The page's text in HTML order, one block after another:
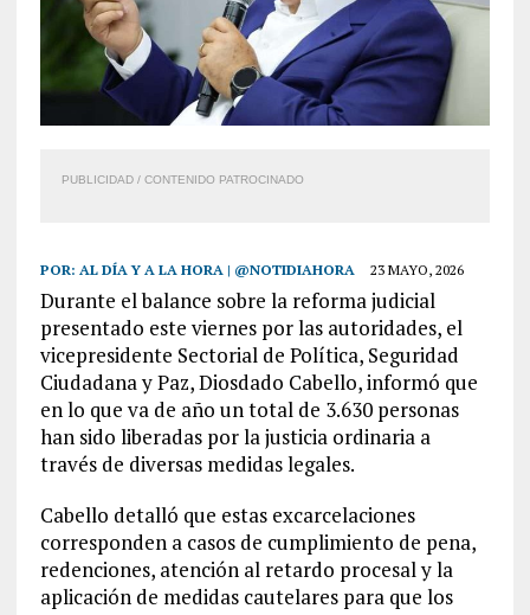
PUBLICIDAD / CONTENIDO PATROCINADO
POR: AL DÍA Y A LA HORA | @NOTIDIAHORA 23 MAYO, 2026
Durante el balance sobre la reforma judicial
presentado este viernes por las autoridades, el
vicepresidente Sectorial de Política, Seguridad
Ciudadana y Paz, Diosdado Cabello, informó que
en lo que va de año un total de 3.630 personas
han sido liberadas por la justicia ordinaria a
través de diversas medidas legales.
Cabello detalló que estas excarcelaciones
corresponden a casos de cumplimiento de pena,
redenciones, atención al retardo procesal y la
aplicación de medidas cautelares para que los